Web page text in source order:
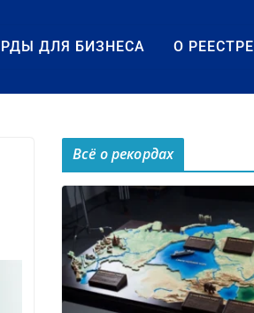
ДЛЯ БИЗНЕСА О РЕЕСТРЕ
Всё о рекордах